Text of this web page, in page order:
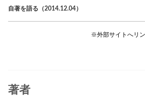
自著を語る（2014.12.04）
※外部サイトへリ
著者